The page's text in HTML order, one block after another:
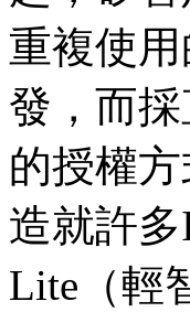
重複使
發，而
的授權
造就許
Lite（輕